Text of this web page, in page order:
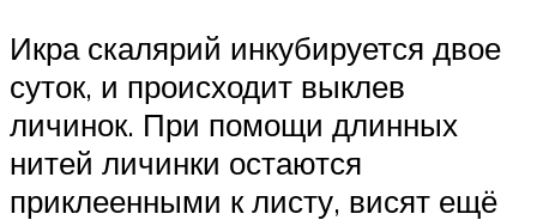
Икра скалярий инкубируется двое
суток, и происходит выклев
личинок. При помощи длинных
нитей личинки остаются
приклеенными к листу, висят ещё